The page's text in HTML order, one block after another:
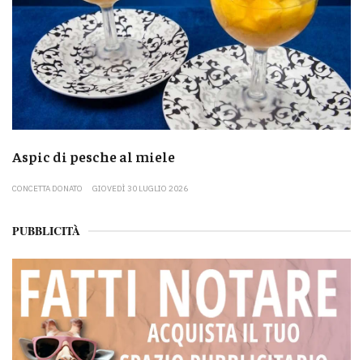
Aspic di pesche al miele
CONCETTA DONATO GIOVEDÌ 30 LUGLIO 2026
PUBBLICITÀ